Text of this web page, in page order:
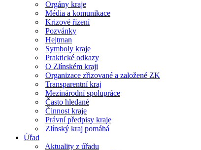
Orgány kraje
Média a komunikace
Krizové řízení
Pozvánky
Hejtman
Symboly kraje
Praktické odkazy
O Zlínském kraji
Organizace zřizované a založené ZK
Transparentní kraj
Mezinárodní spolupráce
Často hledané
Činnost kraje
Právní předpisy kraje
Zlínský kraj pomáhá
Úřad
Aktuality z úřadu